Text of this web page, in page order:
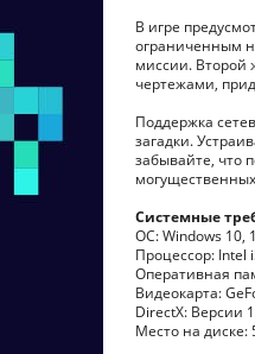
В игре
ограниченным
миссии. Второй
чертежами,
Поддержка
загадки.
забывайте, что
Системные
ОС: Windows 10,
Процессор: Intel
Оперативная
Видеокарта:
DirectX: Версии
Место на диске: